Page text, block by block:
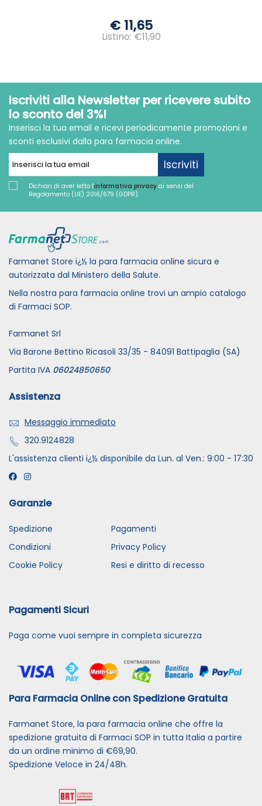
€ 11,65
Listino: €11,90
Iscriviti alla Newsletter per ricevere subito
lo sconto del 3%!
Inserisci la tua email e ricevi periodicamente promozioni e
sconti esclusivi dalla para farmacia online.
Iscriviti
Dichiari di aver letto l'informativa privacy ai sensi del
Regolamento (UE) 2016/679 (GDPR).
Farmanet Store ï¿½ la para farmacia online sicura e
autorizzata dal Ministero della Salute.
Nella nostra para farmacia online trovi un ampio catalogo
di Farmaci SOP.
Farmanet Srl
Via Barone Bettino Ricasoli 33/35 - 84091 Battipaglia (SA)
Partita IVA 06024850650
Assistenza
Messaggio immediato
320.9124828
L'assistenza clienti ï¿½ disponibile da Lun. al Ven.: 9:00 - 17:30
Garanzie
Spedizione
Pagamenti
Condizioni
Privacy Policy
Cookie Policy
Resi e diritto di recesso
Pagamenti Sicuri
Paga come vuoi sempre in completa sicurezza
Para Farmacia Online con Spedizione Gratuita
Farmanet Store, la para farmacia online che offre la
spedizione gratuita di Farmaci SOP in tutta Italia a partire
da un ordine minimo di €69,90.
Spedizione Veloce in 24/48h.